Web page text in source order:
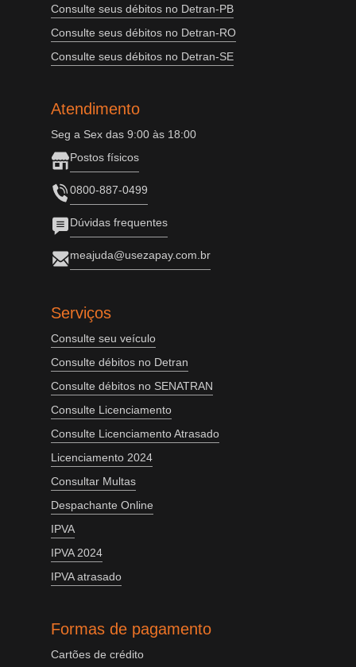
Consulte seus débitos no Detran-PB
Consulte seus débitos no Detran-RO
Consulte seus débitos no Detran-SE
Atendimento
Seg a Sex das 9:00 às 18:00
Postos físicos
0800-887-0499
Dúvidas frequentes
meajuda@usezapay.com.br
Serviços
Consulte seu veículo
Consulte débitos no Detran
Consulte débitos no SENATRAN
Consulte Licenciamento
Consulte Licenciamento Atrasado
Licenciamento 2024
Consultar Multas
Despachante Online
IPVA
IPVA 2024
IPVA atrasado
Formas de pagamento
Cartões de crédito